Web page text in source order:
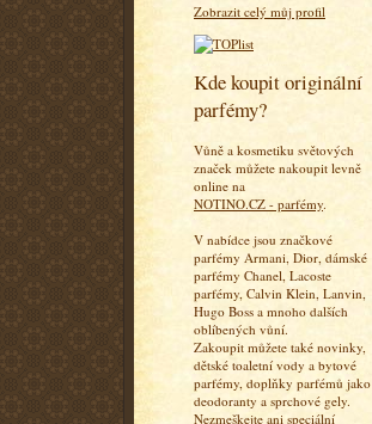
Zobrazit celý můj profil
Kde koupit originální
parfémy?
Vůně a kosmetiku světových
značek můžete nakoupit levně
online na
NOTINO.CZ - parfémy.
V nabídce jsou značkové
parfémy Armani, Dior, dámské
parfémy Chanel, Lacoste
parfémy, Calvin Klein, Lanvin,
Hugo Boss a mnoho dalších
oblíbených vůní.
Zakoupit můžete také novinky,
dětské toaletní vody a bytové
parfémy, doplňky parfémů jako
deodoranty a sprchové gely.
Nezmeškejte ani speciální